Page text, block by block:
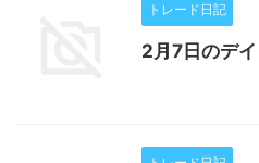
トレード日記
2月7日のデ